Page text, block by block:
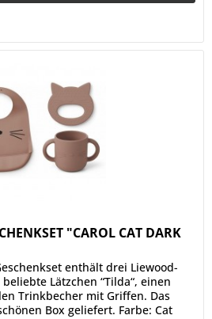
"CAROL CAT DARK
enthält drei Liewood-
Lätzchen “Tilda“, einen
Trinkbecher mit Griffen. Das
Box geliefert. Farbe: Cat